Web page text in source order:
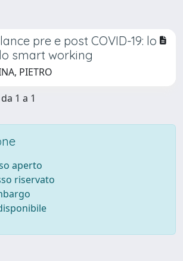
pre e post COVID-19: lo
smart working
PIETRO
1 a 1
aperto
riservato